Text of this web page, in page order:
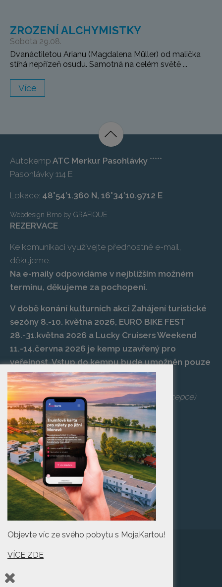
ZROZENÍ ALCHYMISTKY
Sobota 29.08.
Dvanáctiletou Arianu (Magdalena Müller) od malička
stíhá nepřízeň osudu. Samotná na celém světě ...
Více
Autokemp ATC Merkur Pasohlávky *****
Pasohlávky 114 E
Lokace: 48°54’1.360 N, 16°34’10.9712 E
Webdesign Brno by GRAFIQUE
REZERVACE
Ke komunikaci využívejte přednostně e-mail,
děkujeme.
Na e-maily odpovídáme v nejbližším možném
termínu, děkujeme za pochopení.
V době konání kulturních akcí Zahájení turistické
sezóny 8.-10. května 2026, EURO BIKE FEST
28.-31.května 2026 a Lucky Cruisers Weekend
11.-14.června 2026 je kemp uzavřený pro
veřejnost. Vstup do kempu bude umožněn pouze
po zaplacení vstupenky na danou akci.
Telefon:+420 519 427 714,539 029 266
(recepce)
E-mail:camp@pasohlavky.cz
SPOJTE SE S NÁMI
Turistické informační
centrum Pasohlávky
Objevte víc ze svého pobytu s MojaKartou!
VÍCE ZDE